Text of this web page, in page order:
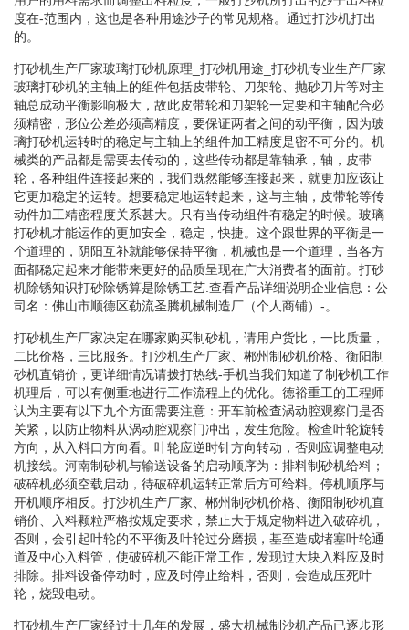
度在-范围内，这也是各种用途沙子的常见规格。通过打沙机打出
的。
打砂机生产厂家玻璃打砂机原理_打砂机用途_打砂机专业生产厂家
玻璃打砂机的主轴上的组件包括皮带轮、刀架轮、抛砂刀片等对主
轴总成动平衡影响极大，故此皮带轮和刀架轮一定要和主轴配合必
须精密，形位公差必须高精度，要保证两者之间的动平衡，因为玻
璃打砂机运转时的稳定与主轴上的组件加工精度是密不可分的。机
械类的产品都是需要去传动的，这些传动都是靠轴承，轴，皮带
轮，各种组件连接起来的，我们既然能够连接起来，就更加应该让
它更加稳定的运转。想要稳定地运转起来，这与主轴，皮带轮等传
动件加工精密程度关系甚大。只有当传动组件有稳定的时候。玻璃
打砂机才能运作的更加安全，稳定，快捷。这个跟世界的平衡是一
个道理的，阴阳互补就能够保持平衡，机械也是一个道理，当各方
面都稳定起来才能带来更好的品质呈现在广大消费者的面前。打砂
机除锈知识打砂除锈算是除锈工艺.查看产品详细说明企业信息：公
司名：佛山市顺德区勒流圣腾机械制造厂（个人商铺）-。
打砂机生产厂家决定在哪家购买制砂机，请用户货比，一比质量，
二比价格，三比服务。打沙机生产厂家、郴州制砂机价格、衡阳制
砂机直销价，更详细情况请拨打热线-手机当我们知道了制砂机工作
机理后，可以有侧重地进行工作流程上的优化。德裕重工的工程师
认为主要有以下九个方面需要注意：开车前检查涡动腔观察门是否
关紧，以防止物料从涡动腔观察门冲出，发生危险。检查叶轮旋转
方向，从入料口方向看。叶轮应逆时针方向转动，否则应调整电动
机接线。河南制砂机与输送设备的启动顺序为：排料制砂机给料；
破碎机必须空载启动，待破碎机运转正常后方可给料。停机顺序与
开机顺序相反。打沙机生产厂家、郴州制砂机价格、衡阳制砂机直
销价、入料颗粒严格按规定要求，禁止大于规定物料进入破碎机，
否则，会引起叶轮的不平衡及叶轮过分磨损，基至造成堵塞叶轮通
道及中心入料管，使破碎机不能正常工作，发现过大块入料应及时
排除。排料设备停动时，应及时停止给料，否则，会造成压死叶
轮，烧毁电动。
打砂机生产厂家经过十几年的发展，盛大机械制沙机产品已逐步形